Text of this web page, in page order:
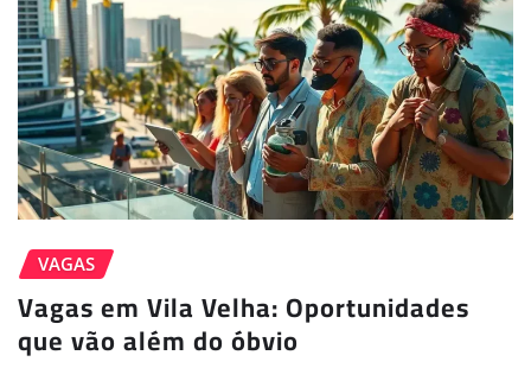
VAGAS
Vagas em Vila Velha: Oportunidades
que vão além do óbvio